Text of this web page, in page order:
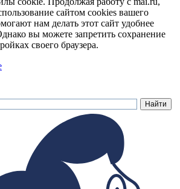
сайтом cookies вашего
нам делать этот сайт удобнее
вы можете запретить сохранение
своего браузера.